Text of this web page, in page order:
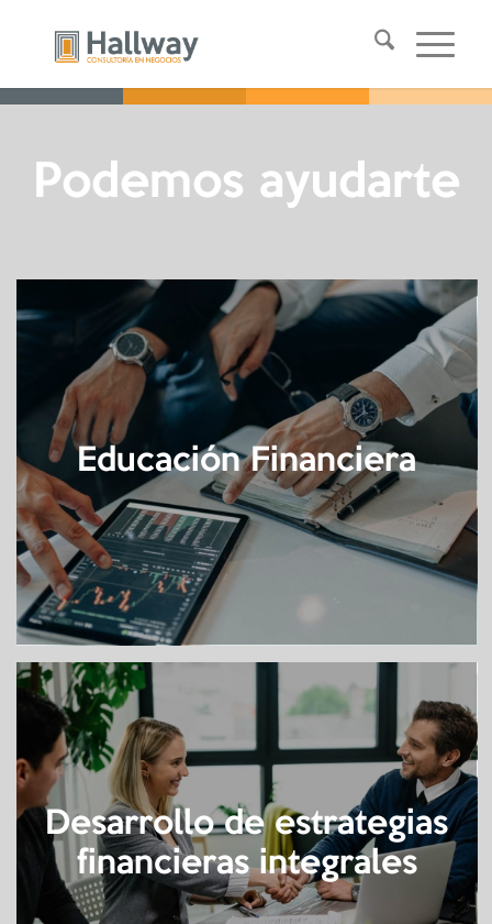
Podemos ayudarte
Educación Financiera
Desarrollo de estrategias
financieras integrales